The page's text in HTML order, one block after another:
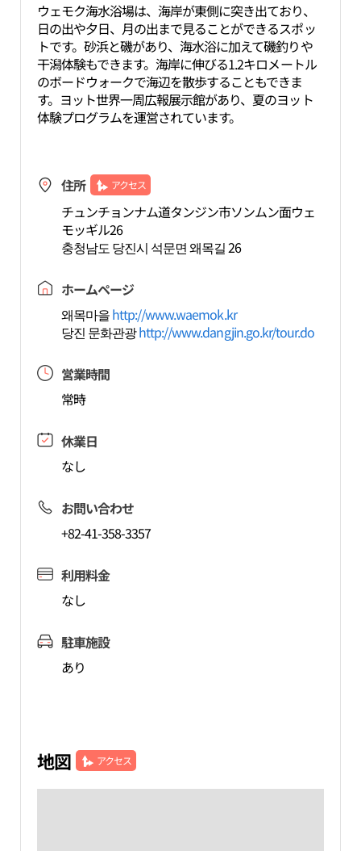
ウェモク海水浴場は、海岸が東側に突き出ており、
日の出や夕日、月の出まで見ることができるスポッ
トです。砂浜と磯があり、海水浴に加えて磯釣りや
干潟体験もできます。海岸に伸びる1.2キロメートル
のボードウォークで海辺を散歩することもできま
す。ヨット世界一周広報展示館があり、夏のヨット
体験プログラムを運営されています。
住所 アクセス
チュンチョンナム道タンジン市ソンムン面ウェ
モッギル26
충청남도 당진시 석문면 왜목길 26
ホームページ
왜목마을http://www.waemok.kr
당진 문화관광http://www.dangjin.go.kr/tour.do
営業時間
常時
休業日
なし
お問い合わせ
+82-41-358-3357
利用料金
なし
駐車施設
あり
地図 アクセス